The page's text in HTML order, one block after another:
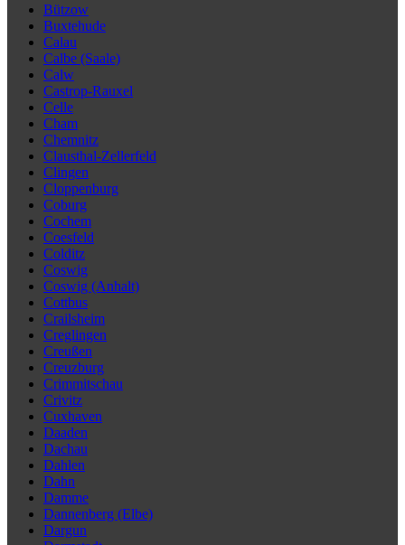
Bützow
Buxtehude
Calau
Calbe (Saale)
Calw
Castrop-Rauxel
Celle
Cham
Chemnitz
Clausthal-Zellerfeld
Clingen
Cloppenburg
Coburg
Cochem
Coesfeld
Colditz
Coswig
Coswig (Anhalt)
Cottbus
Crailsheim
Creglingen
Creußen
Creuzburg
Crimmitschau
Crivitz
Cuxhaven
Daaden
Dachau
Dahlen
Dahn
Damme
Dannenberg (Elbe)
Dargun